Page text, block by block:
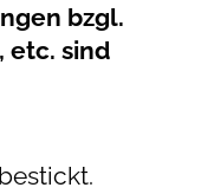
bzgl.
etc. sind